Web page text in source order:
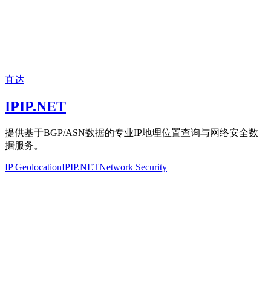
直达
IPIP.NET
提供基于BGP/ASN数据的专业IP地理位置查询与网络安全数
据服务。
IP GeolocationIPIP.NETNetwork Security